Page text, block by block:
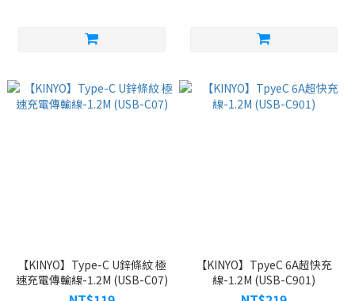
【KINYO】Type-C U鋅條紋 極
速充電傳輸線-1.2M (USB-C07)
【KINYO】TpyeC 6A超快充
線-1.2M (USB-C901)